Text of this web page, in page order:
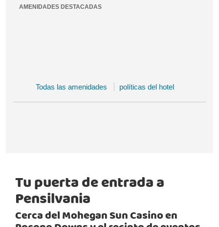
AMENIDADES DESTACADAS
Todas las amenidades políticas del hotel
Tu puerta de entrada a
Pensilvania
Cerca del Mohegan Sun Casino en